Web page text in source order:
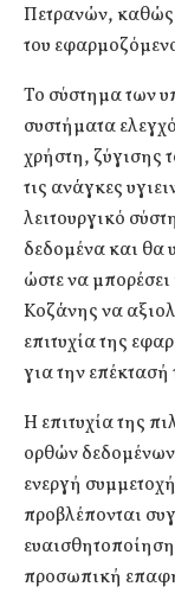
Πετρανών, καθώς
του
Το σύστημα των
συστήματα
χρήστη, ζύγισης
τις ανάγκες
λειτουργικό
δεδομένα και θα
ώστε να
Κοζάνης να
επιτυχία της
για την
Η επιτυχία της
ορθών
ενεργή
προβλέπονται
προσωπική επαφή